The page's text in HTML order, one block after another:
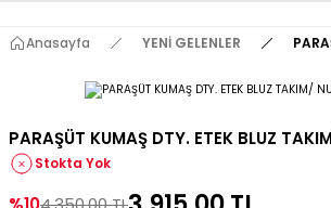
Anasayfa YENİ GELENLER
PARAŞÜT KUMAŞ DTY. ETEK BLUZ
Stokta Yok